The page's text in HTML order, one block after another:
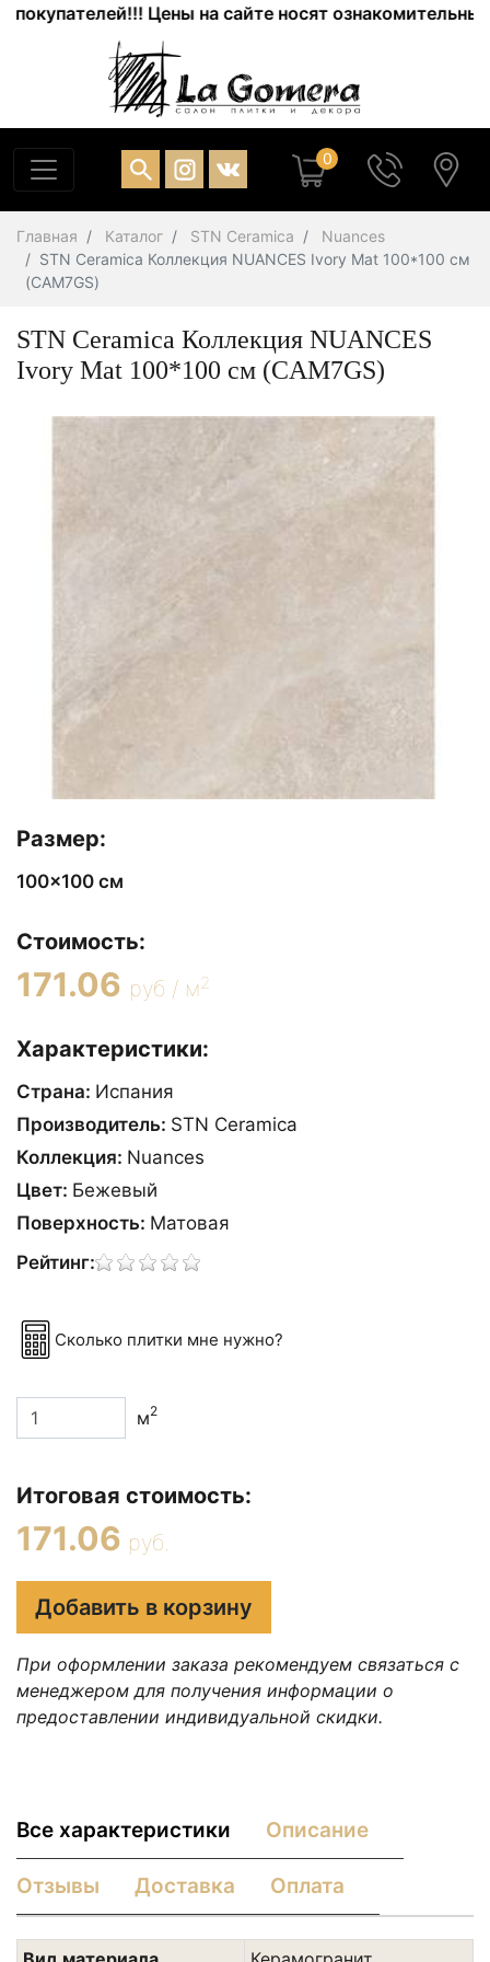
Цены на сайте носят ознакомительный
0
Главная Каталог STN Ceramica
Nuances
STN Ceramica Коллекция NUANCES Ivory Mat 100*100 см
(CAM7GS)
STN Ceramica Коллекция NUANCES
Ivory Mat 100*100 см (CAM7GS)
Размер:
100x100 см
Стоимость:
171.06 руб / м2
Характеристики:
Страна: Испания
Производитель: STN Ceramica
Коллекция: Nuances
Цвет: Бежевый
Поверхность: Матовая
Рейтинг:
Сколько плитки мне нужно?
м2
Итоговая стоимость:
171.06 руб.
Добавить в корзину
При оформлении заказа рекомендуем связаться с
менеджером для получения информации о
предоставлении индивидуальной скидки.
Все характеристики Описание
Отзывы Доставка Оплата